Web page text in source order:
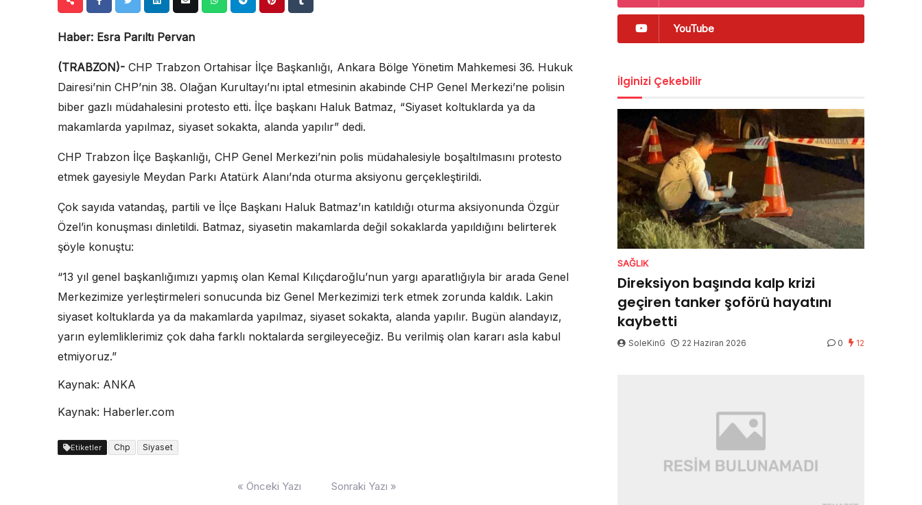
Haber: Esra Parıltı Pervan
(TRABZON)- CHP Trabzon Ortahisar İlçe Başkanlığı, Ankara Bölge Yönetim Mahkemesi 36. Hukuk
Dairesi’nin CHP’nin 38. Olağan Kurultayı’nı iptal etmesinin akabinde CHP Genel Merkezi’ne polisin
biber gazlı müdahalesini protesto etti. İlçe başkanı Haluk Batmaz, “Siyaset koltuklarda ya da
makamlarda yapılmaz, siyaset sokakta, alanda yapılır” dedi.
CHP Trabzon İlçe Başkanlığı, CHP Genel Merkezi’nin polis müdahalesiyle boşaltılmasını protesto
etmek gayesiyle Meydan Parkı Atatürk Alanı’nda oturma aksiyonu gerçekleştirildi.
Çok sayıda vatandaş, partili ve İlçe Başkanı Haluk Batmaz’ın katıldığı oturma aksiyonunda Özgür
Özel’in konuşması dinletildi. Batmaz, siyasetin makamlarda değil sokaklarda yapıldığını belirterek
şöyle konuştu:
“13 yıl genel başkanlığımızı yapmış olan Kemal Kılıçdaroğlu’nun yargı aparatlığıyla bir arada Genel
Merkezimize yerleştirmeleri sonucunda biz Genel Merkezimizi terk etmek zorunda kaldık. Lakin
siyaset koltuklarda ya da makamlarda yapılmaz, siyaset sokakta, alanda yapılır. Bugün alandayız,
yarın eylemliklerimiz çok daha farklı noktalarda sergileyeceğiz. Bu verilmiş olan kararı asla kabul
etmiyoruz.”
Kaynak: ANKA
Kaynak: Haberler.com
Etiketler Chp Siyaset
« Önceki Yazı Sonraki Yazı »
YouTube
İlginizi Çekebilir
SAĞLIK
Direksiyon başında kalp krizi
geçiren tanker şoförü hayatını
kaybetti
SoleKinG 22 Haziran 2026 0 12